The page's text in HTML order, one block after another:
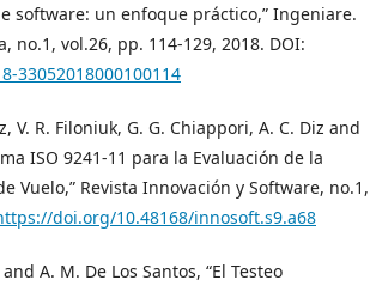
software: un enfoque práctico,” Ingeniare.
no.1, vol.26, pp. 114-129, 2018. DOI:
33052018000100114
V. R. Filoniuk, G. G. Chiappori, A. C. Diz and
ISO 9241-11 para la Evaluación de la
Vuelo,” Revista Innovación y Software, no.1,
doi.org/10.48168/innosoft.s9.a68
A. M. De Los Santos, “El Testeo